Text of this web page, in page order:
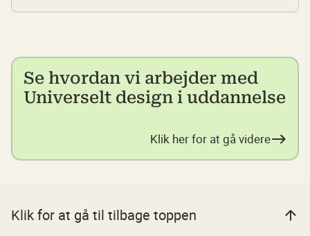
Se hvordan vi arbejder med
Universelt design i uddannelse
Klik her for at gå videre
Klik for at gå til tilbage toppen